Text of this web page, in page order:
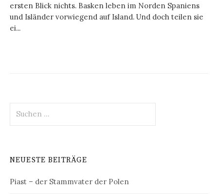
ersten Blick nichts. Basken leben im Norden Spaniens
und Isländer vorwiegend auf Island. Und doch teilen sie
ei...
nach:
NEUESTE BEITRÄGE
Piast – der Stammvater der Polen